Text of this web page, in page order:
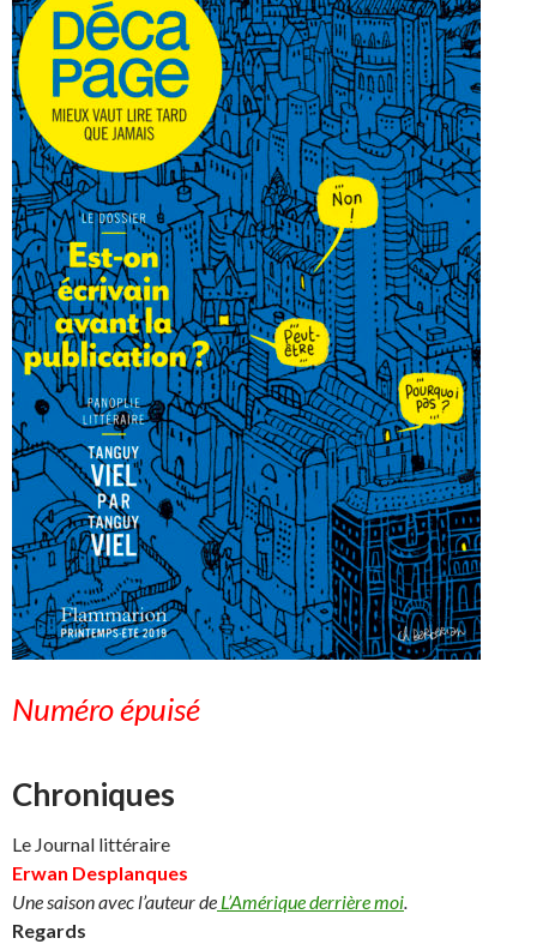
Numéro épuisé
Chroniques
Le Journal littéraire
Erwan Desplanques
Une saison avec l’auteur de L’Amérique derrière moi.
Regards